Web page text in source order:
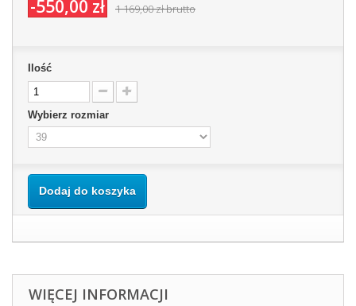
-550,00 zł 1 169,00 złbrutto
Ilość
Wybierz rozmiar
Dodaj do koszyka
WIĘCEJ INFORMACJI